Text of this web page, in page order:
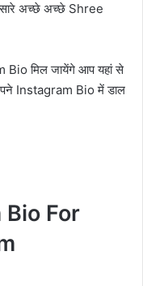
सारे अच्छे अच्छे Shree
Bio मिल जायेंगे आप यहां से
Instagram Bio में डाल
Bio For